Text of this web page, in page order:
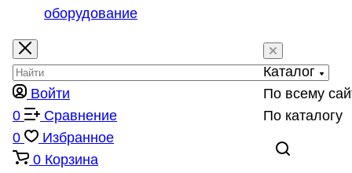
оборудование
Каталог
По всему
По каталогу
Войти
0
Сравнение
0
Избранное
0 Корзина